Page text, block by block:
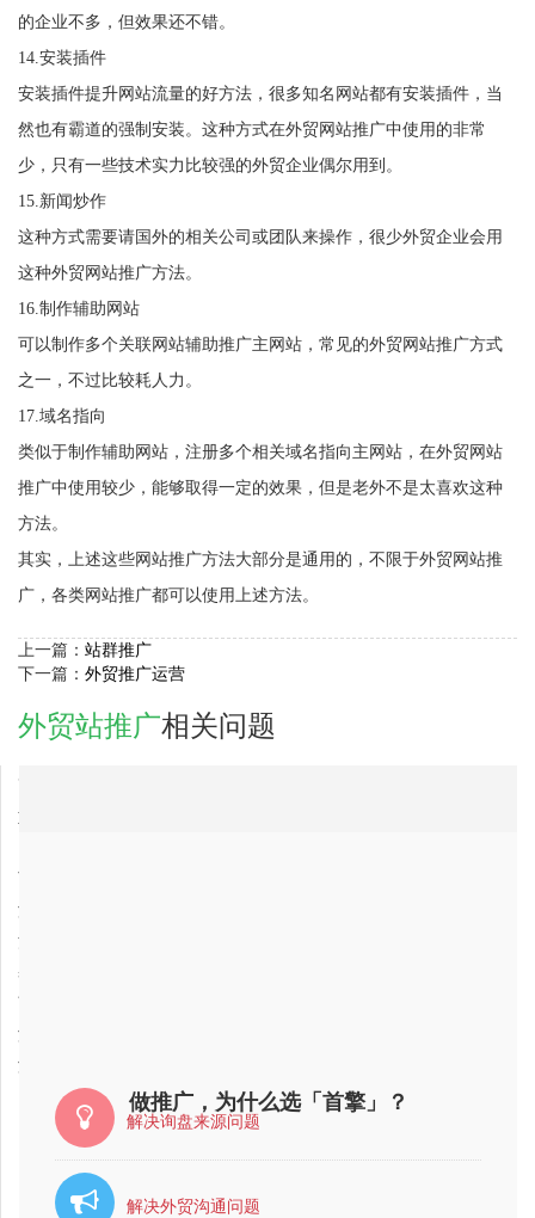
的企业不多，但效果还不错。
14.安装插件
安装插件提升网站流量的好方法，很多知名网站都有安装插件，当
然也有霸道的强制安装。这种方式在外贸网站推广中使用的非常
少，只有一些技术实力比较强的外贸企业偶尔用到。
15.新闻炒作
这种方式需要请国外的相关公司或团队来操作，很少外贸企业会用
这种外贸网站推广方法。
16.制作辅助网站
可以制作多个关联网站辅助推广主网站，常见的外贸网站推广方式
之一，不过比较耗人力。
17.域名指向
类似于制作辅助网站，注册多个相关域名指向主网站，在外贸网站
推广中使用较少，能够取得一定的效果，但是老外不是太喜欢这种
方法。
其实，上述这些网站推广方法大部分是通用的，不限于外贸网站推
广，各类网站推广都可以使用上述方法。
上一篇： 站群推广
下一篇： 外贸推广运营
外贸站推广相关问题
高雄县外贸站推广公司最有实力的公司是哪家？
重庆市外贸站推广公司最好的是哪家？
西藏自治区外贸站推广公司哪家比较好？比较靠谱？
海南省外贸站推广公司最有实力的？
江苏省外贸站推广网络推广公司排行
基隆市外贸站推广公司，最专业的？
商洛市外贸站推广公司哪家好？
海南省外贸站推广网络推广公司排行
浙江省外贸站推广公司最有实力的公司是哪家？
做推广，为什么选「首擎」？
解决询盘来源问题
解决外贸沟通问题